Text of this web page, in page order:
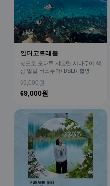
인디고트래블
삿포로 오타루 샤코탄 시마무이 핵
심 일일 버스투어/ DSLR 촬영
69,000원
69,000원